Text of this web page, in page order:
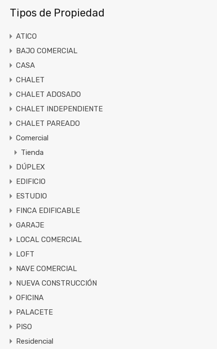
Tipos de Propiedad
ATICO
BAJO COMERCIAL
CASA
CHALET
CHALET ADOSADO
CHALET INDEPENDIENTE
CHALET PAREADO
Comercial
Tienda
DÚPLEX
EDIFICIO
ESTUDIO
FINCA EDIFICABLE
GARAJE
LOCAL COMERCIAL
LOFT
NAVE COMERCIAL
NUEVA CONSTRUCCIÓN
OFICINA
PALACETE
PISO
Residencial